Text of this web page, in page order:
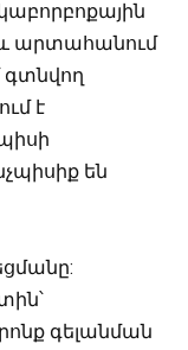
և արտահանում
է
են
գելանման